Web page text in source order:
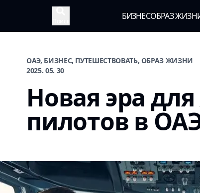
БИЗНЕСОБРАЗ
ОАЭ, БИЗНЕС, ПУТЕШЕСТВОВАТЬ, ОБРАЗ ЖИЗНИ
2025. 05. 30
Новая эра
пилотов в